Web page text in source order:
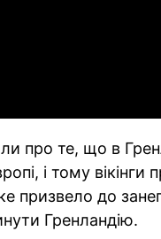
про те, що в
і тому
призвело до
Гренландію.